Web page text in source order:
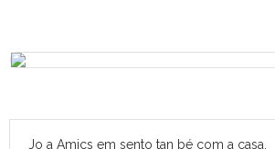
Jo a Amics em sento tan bé com a casa.